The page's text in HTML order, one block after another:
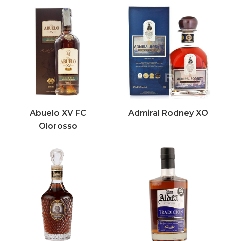
Abuelo XV FC
Olorosso
Admiral Rodney XO